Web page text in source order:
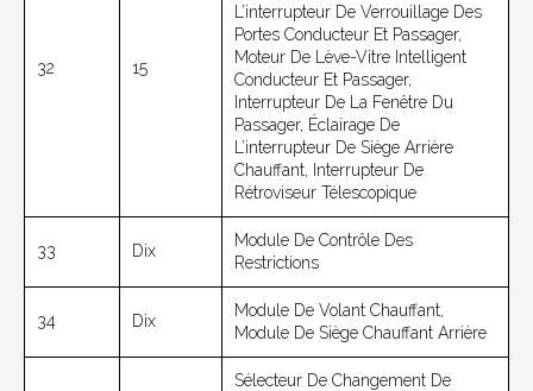
32 15
L’interrupteur De Verrouillage Des
Portes Conducteur Et Passager,
Moteur De Lève-Vitre Intelligent
Conducteur Et Passager,
Interrupteur De La Fenêtre Du
Passager, Éclairage De
L’interrupteur De Siège Arrière
Chauffant, Interrupteur De
Rétroviseur Télescopique
33 Dix
Module De Contrôle Des
Restrictions
34 Dix
Module De Volant Chauffant,
Module De Siège Chauffant Arrière
Sélecteur De Changement De